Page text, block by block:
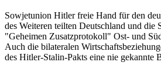
Sowjetunion Hitler freie Hand für den
des Weiteren teilten Deutschland und die
"Geheimen Zusatzprotokoll" Ost- und
Auch die bilateralen
des Hitler-Stalin-Pakts eine nie gekannte